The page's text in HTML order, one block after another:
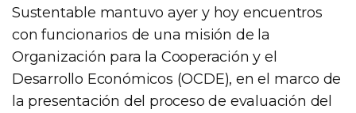
Sustentable mantuvo ayer y hoy encuentros
con funcionarios de una misión de la
Organización para la Cooperación y el
Desarrollo Económicos (OCDE), en el marco de
la presentación del proceso de evaluación del